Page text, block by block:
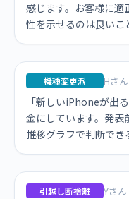
感じます。お客様に適
性を示せるのは良いこ
機種変更派 Hさ
「新しいiPhoneが出
金にしています。発表
推移グラフで判断でき
引越し断捨離 Yさん